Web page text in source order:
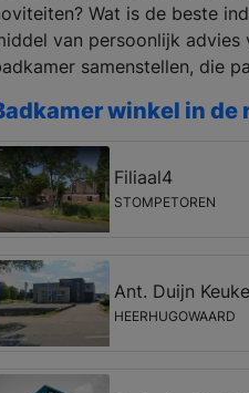
Wat is de beste
van persoonlijk advies
samenstellen, die
winkel in de
Filiaal4
STOMPETOREN
Ant. Duijn
HEERHUGOWAARD